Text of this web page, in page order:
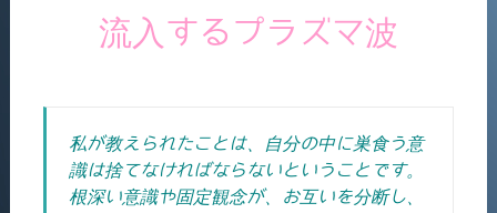
流入するプラズマ波
私が教えられたことは、自分の中に巣食う意
識は捨てなければならないということです。
根深い意識や固定観念が、お互いを分断し、